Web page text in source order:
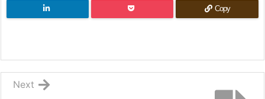
Copy
Next